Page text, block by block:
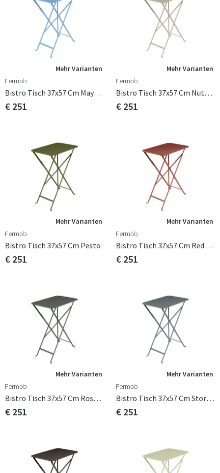
Mehr Varianten
Fermob
Bistro Tisch 37x57 Cm Maya Blue
€ 251
Mehr Varianten
Fermob
Bistro Tisch 37x57 Cm Nutmeg
€ 251
Mehr Varianten
Fermob
Bistro Tisch 37x57 Cm Pesto
€ 251
Mehr Varianten
Fermob
Bistro Tisch 37x57 Cm Red Ochre
€ 251
Mehr Varianten
Fermob
Bistro Tisch 37x57 Cm Rosemary
€ 251
Mehr Varianten
Fermob
Bistro Tisch 37x57 Cm Storm Grey
€ 251